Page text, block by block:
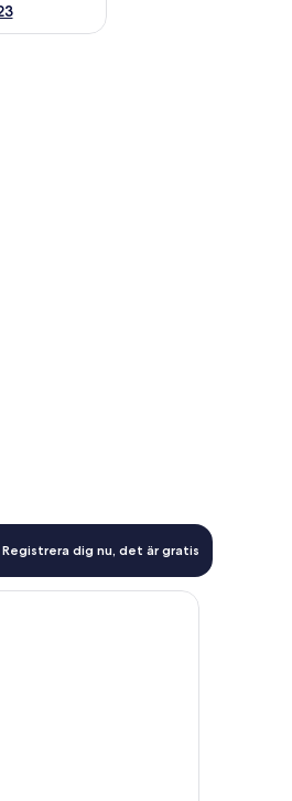
Registrera dig nu, det är gratis